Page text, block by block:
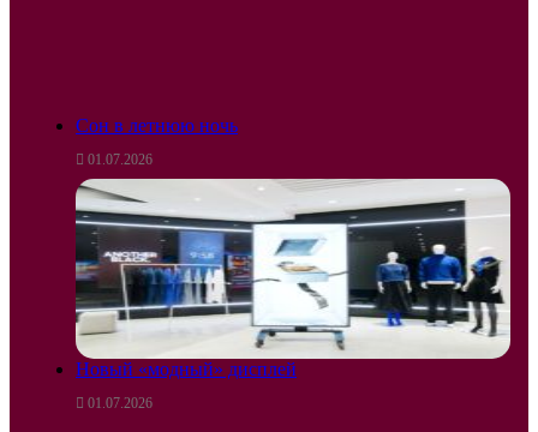
Сон в летнюю ночь
01.07.2026
Новый «модный» дисплей
01.07.2026